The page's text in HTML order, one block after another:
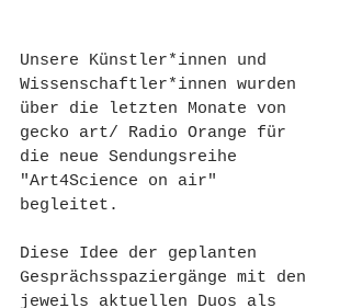
Unsere Künstler*innen und
Wissenschaftler*innen wurden
über die letzten Monate von
gecko art/ Radio Orange für
die neue Sendungsreihe
"Art4Science on air"
begleitet.
Diese Idee der geplanten
Gesprächsspaziergänge mit den
jeweils aktuellen Duos als